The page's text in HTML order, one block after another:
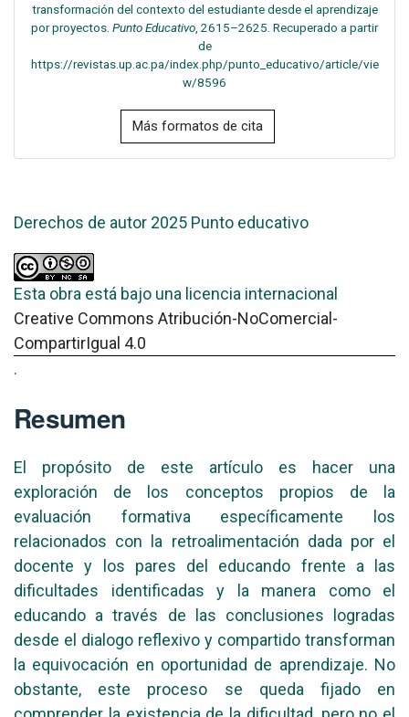
transformación del contexto del estudiante desde el aprendizaje
por proyectos. Punto Educativo , 2615–2625. Recuperado a partir
de
https://revistas.up.ac.pa/index.php/punto_educativo/article/vie
w/8596
Más formatos de cita
Derechos de autor 2025 Punto educativo
Esta obra está bajo una licencia internacional
Creative Commons Atribución-NoComercial-
CompartirIgual 4.0
.
Resumen
El propósito de este artículo es hacer una
exploración de los conceptos propios de la
evaluación formativa específicamente los
relacionados con la retroalimentación dada por el
docente y los pares del educando frente a las
dificultades identificadas y la manera como el
educando a través de las conclusiones logradas
desde el dialogo reflexivo y compartido transforman
la equivocación en oportunidad de aprendizaje. No
obstante, este proceso se queda fijado en